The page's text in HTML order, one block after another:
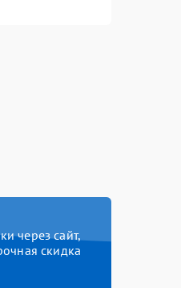
через сайт,
скидка